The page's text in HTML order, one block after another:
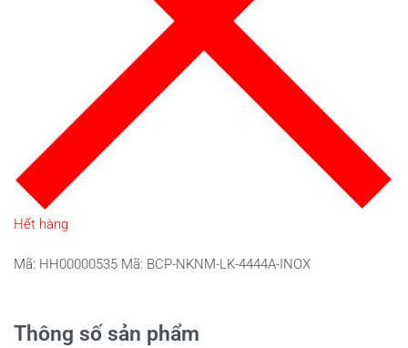
Hết hàng
Mã: HH00000535 Mã: BCP-NKNM-LK-4444A-INOX
Thông số sản phẩm